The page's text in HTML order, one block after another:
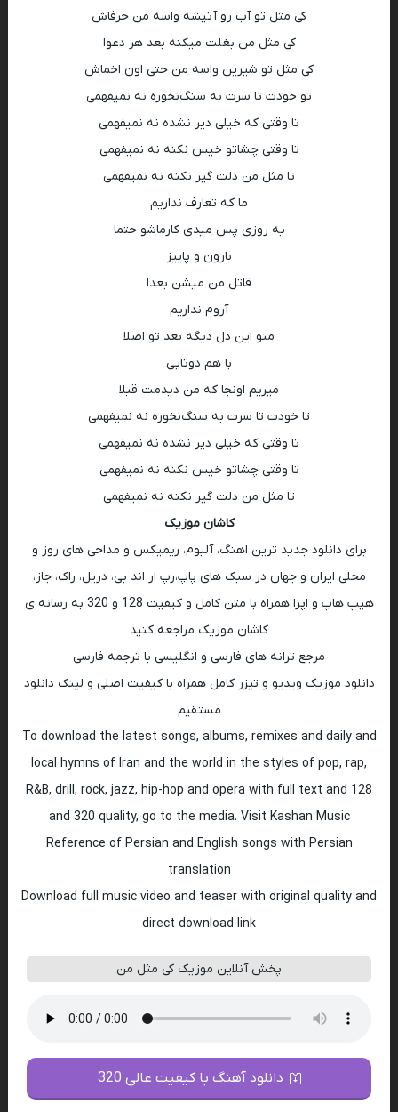
کی مثل تو آب رو آتیشه واسه من حرفاش
کی مثل من بغلت میکنه بعد هر دعوا
کی مثل تو شیرین واسه من حتی اون اخماش
تو خودت تا سرت به سنگ‌نخوره نه نمیفهمی
تا وقتی که خیلی دیر نشده نه نمیفهمی
تا وقتی چشاتو خیس نکنه نه نمیفهمی
تا مثل من دلت گیر نکنه نه نمیفهمی
ما که تعارف نداریم
یه روزی پس میدی کارماشو حتما
بارون و پاییز
قاتل من میشن بعدا
آروم‌ نداریم
منو این دل دیگه بعد تو اصلا
با هم دوتایی
میریم اونجا که من دیدمت قبلا
تا خودت تا سرت به سنگ‌نخوره نه نمیفهمی
تا وقتی که خیلی دیر نشده نه نمیفهمی
تا وقتی چشاتو خیس نکنه نه نمیفهمی
تا مثل من دلت گیر نکنه نه نمیفهمی
کاشان موزیک
برای دانلود جدید ترین اهنگ، آلبوم، ریمیکس و مداحی های روز و
محلی ایران و جهان در سبک های پاپ،رپ ار اند بی، دریل، راک، جاز،
هیپ هاپ و اپرا همراه با متن کامل و کیفیت 128 و 320 به رسانه ی
کاشان موزیک مراجعه کنید
مرجع ترانه های فارسی و انگلیسی با ترجمه فارسی
دانلود موزیک ویدیو و تیزر کامل همراه با کیفیت اصلی و لینک دانلود
مستقیم
To download the latest songs, albums, remixes and daily and
local hymns of Iran and the world in the styles of pop, rap,
R&B, drill, rock, jazz, hip-hop and opera with full text and 128
and 320 quality, go to the media. Visit Kashan Music
Reference of Persian and English songs with Persian
translation
Download full music video and teaser with original quality and
direct download link
پخش آنلاین موزیک کی مثل من
دانلود آهنگ با کیفیت عالی 320